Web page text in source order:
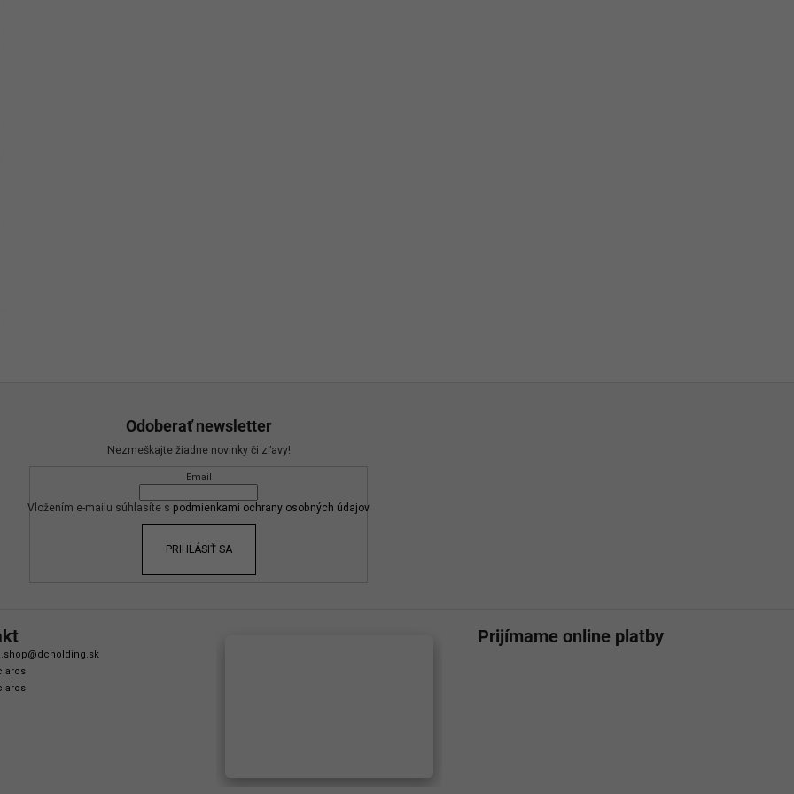
Odoberať newsletter
Nezmeškajte žiadne novinky či zľavy!
Email
Vložením e-mailu súhlasíte s podmienkami ochrany osobných údajov
PRIHLÁSIŤ SA
@dcholding.sk
Prijímame online platby